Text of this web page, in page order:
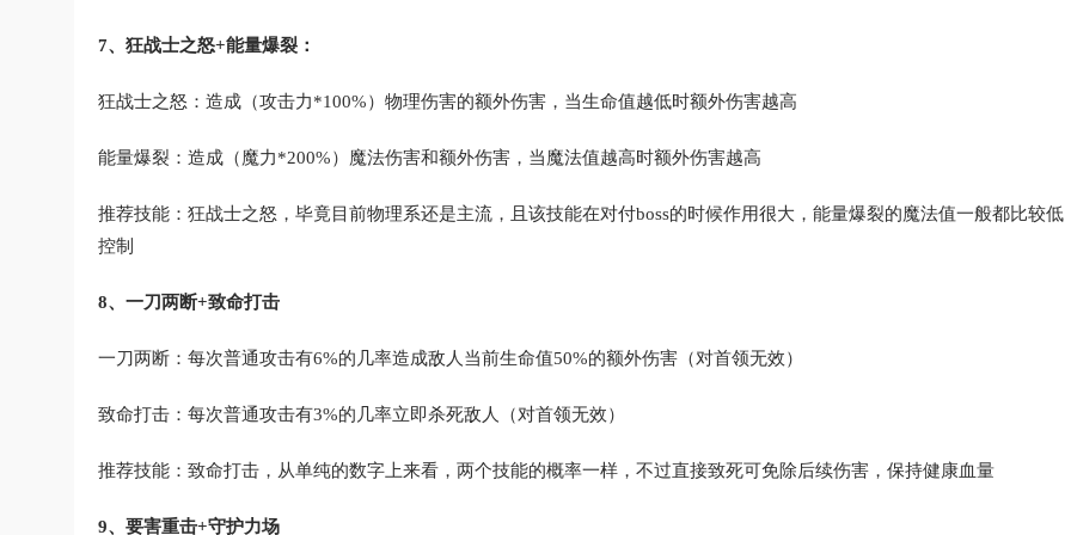
7、狂战士之怒+能量爆裂：
狂战士之怒：造成（攻击力*100%）物理伤害的额外伤害，当生命值越低时额外伤害越高
能量爆裂：造成（魔力*200%）魔法伤害和额外伤害，当魔法值越高时额外伤害越高
推荐技能：狂战士之怒，毕竟目前物理系还是主流，且该技能在对付boss的时候作用很大，能量爆裂的魔法值一般都比较低
控制
8、一刀两断+致命打击
一刀两断：每次普通攻击有6%的几率造成敌人当前生命值50%的额外伤害（对首领无效）
致命打击：每次普通攻击有3%的几率立即杀死敌人（对首领无效）
推荐技能：致命打击，从单纯的数字上来看，两个技能的概率一样，不过直接致死可免除后续伤害，保持健康血量
9、要害重击+守护力场